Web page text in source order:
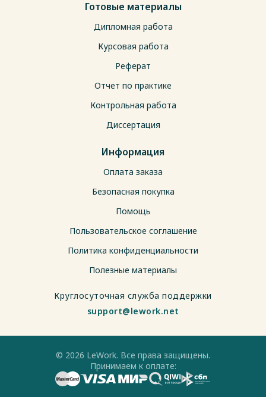
Готовые материалы
Дипломная работа
Курсовая работа
Реферат
Отчет по практике
Контрольная работа
Диссертация
Информация
Оплата заказа
Безопасная покупка
Помощь
Пользовательское соглашение
Политика конфиденциальности
Полезные материалы
Круглосуточная служба поддержки
support@lework.net
© 2026 LeWork. Все права защищены.
Принимаем к оплате: